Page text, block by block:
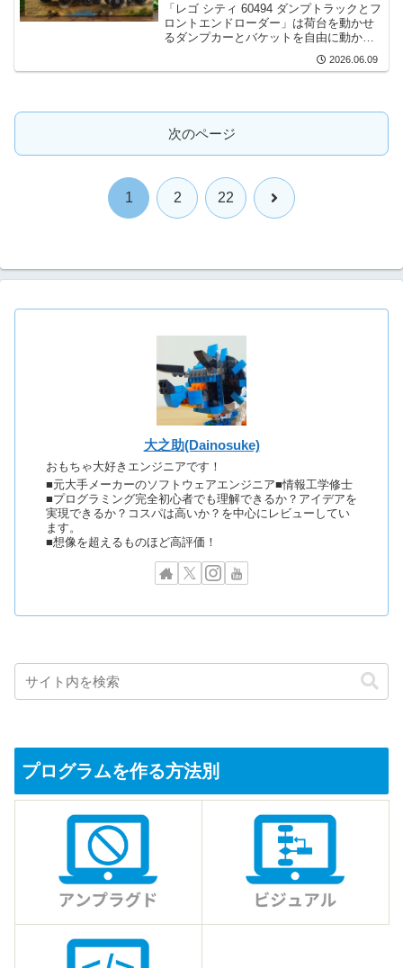
「レゴ シティ 60494 ダンプトラックとフ
ロントエンドローダー」は荷台を動かせ
るダンプカーとバケットを自由に動かせ
ットです。また、仮設事務所も付属しま
2026.06.09
次のページ
1 2 22 次
大之助(Dainosuke)
おもちゃ大好きエンジニアです！
■元大手メーカーのソフトウェアエンジニア■情報工学修士
■プログラミング完全初心者でも理解できるか？アイデアを
実現できるか？コスパは高いか？を中心にレビューしてい
ます。
■想像を超えるものほど高評価！
プログラムを作る方法別